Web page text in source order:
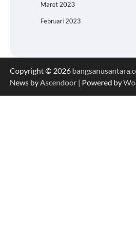
Maret 2023
Februari 2023
Copyright © 2026
News byAscendoor | Powered by